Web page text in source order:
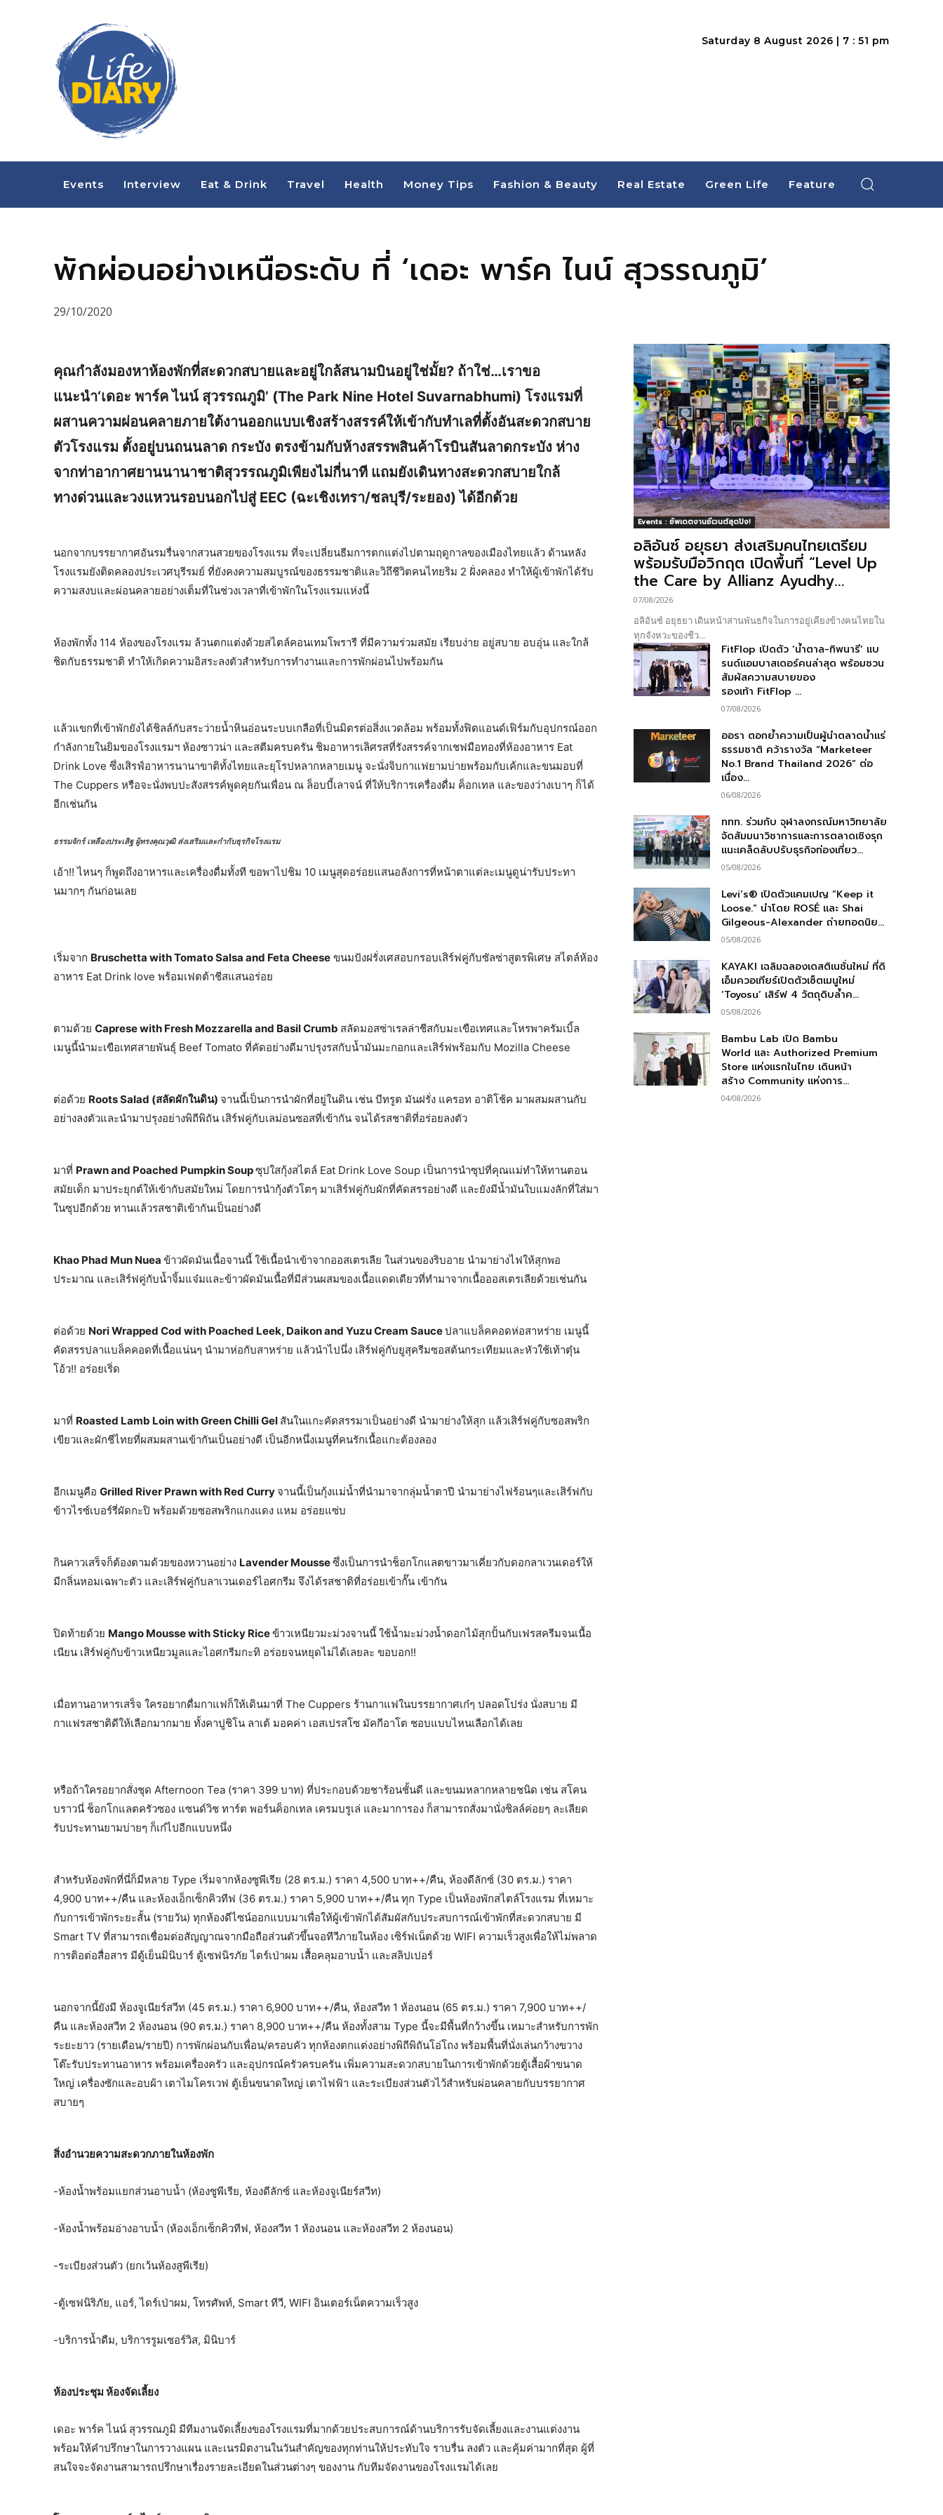
Saturday 8 August 2026 | 7 : 51 pm
Events Interview Eat & Drink Travel Health Money Tips Fashion & Beauty Real Estate Green Life Feature
พักผ่อนอย่างเหนือระดับ ที่ ‘เดอะ พาร์ค ไนน์ สุวรรณภูมิ’
29/10/2020
คุณกำลังมองหาห้องพักที่สะดวกสบายและอยู่ใกล้สนามบินอยู่ใช่มั้ย? ถ้าใช่…เราขอ
แนะนำ‘เดอะ พาร์ค ไนน์ สุวรรณภูมิ’ (The Park Nine Hotel Suvarnabhumi) โรงแรมที่
ผสานความผ่อนคลายภายใต้งานออกแบบเชิงสร้างสรรค์ให้เข้ากับทำเลที่ตั้งอันสะดวกสบาย
ตัวโรงแรม ตั้งอยู่บนถนนลาด กระบัง ตรงข้ามกับห้างสรรพสินค้าโรบินสันลาดกระบัง ห่าง
จากท่าอากาศยานนานาชาติสุวรรณภูมิเพียงไม่กี่นาที แถมยังเดินทางสะดวกสบายใกล้
ทางด่วนและวงแหวนรอบนอกไปสู่ EEC (ฉะเชิงเทรา/ชลบุรี/ระยอง) ได้อีกด้วย
นอกจากบรรยากาศอันรมรื่นจากสวนสวยของโรงแรม ที่จะเปลี่ยนธีมการตกแต่งไปตามฤดูกาลของเมืองไทยแล้ว ด้านหลัง
โรงแรมยังติดคลองประเวศบุรีรมย์ ที่ยังคงความสมบูรณ์ของธรรมชาติและวิถึชีวิตคนไทยริม 2 ฝั่งคลอง ทำให้ผู้เข้าพักได้รับ
ความสงบและผ่อนคลายอย่างเต็มที่ในช่วงเวลาที่เข้าพักในโรงแรมแห่งนี้
ห้องพักทั้ง 114 ห้องของโรงแรม ล้วนตกแต่งด้วยสไตล์คอนเทมโพรารี ที่มีความร่วมสมัย เรียบง่าย อยู่สบาย อบอุ่น และใกล้
ชิดกับธรรมชาติ ทำให้เกิดความอิสระลงตัวสำหรับการทำงานและการพักผ่อนไปพร้อมกัน
แล้วแขกที่เข้าพักยังได้ชิลล์กับสระว่ายน้ำหินอ่อนระบบเกลือที่เป็นมิตรต่อสิ่งแวดล้อม พร้อมทั้งฟิตแอนด์เฟิร์มกับอุปกรณ์ออก
กำลังกายในยิมของโรงแรมฯ ห้องซาวน่า และสตีมครบครัน ชิมอาหารเลิศรสที่รังสรรค์จากเชฟมือทองที่ห้องอาหาร Eat
Drink Love ซึ่งเสิรฟ์อาหารนานาขาติทั้งไทยและยุโรปหลากหลายเมนู จะนั่งจิบกาแฟยามบ่ายพร้อมกับเค้กและขนมอบที่
The Cuppers หรือจะนั่งพบปะสังสรรค์พูดคุยกันเพื่อน ณ ล็อบบี้เลาจน์ ที่ให้บริการเครื่องดื่ม ค็อกเทล และของว่างเบาๆ ก็ได้
อีกเช่นกัน
ธรรมจักร์ เหลืองประเสิฐ ผู้ทรงคุณวุฒิ ส่งเสริมและกำกับธุรกิจโรงแรม
เอ้า!! ไหนๆ ก็พูดถึงอาหารและเครื่องดื่มทั้งที ขอพาไปชิม 10 เมนูสุดอร่อยแสนอลังการที่หน้าตาแต่ละเมนูดูน่ารับประทา
นมากๆ กันก่อนเลย
เริ่มจาก Bruschetta with Tomato Salsa and Feta Cheese ขนมปังฝรั่งเศสอบกรอบเสิร์ฟคู่กับซัลซ่าสูตรพิเศษ สไตล์ห้อง
อาหาร Eat Drink love พร้อมเฟตต้าชีสแสนอร่อย
ตามด้วย Caprese with Fresh Mozzarella and Basil Crumb สลัดมอสซ่าเรลล่าชีสกับมะเขือเทศและโหรพาครัมเบิ้ล
เมนูนี้นำมะเขือเทศสายพันธุ์ Beef Tomato ที่คัดอย่างดีมาปรุงรสกับน้ำมันมะกอกและเสิร์ฟพร้อมกับ Mozilla Cheese
ต่อด้วย Roots Salad (สลัดผักในดิน) จานนี้เป็นการนำผักที่อยู่ในดิน เช่น บีทรูต มันฝรั่ง แครอท อาติโช้ค มาผสมผสานกับ
อย่างลงตัวและนำมาปรุงอย่างพิถีพิถัน เสิร์ฟคู่กับเลม่อนซอสที่เข้ากัน จนได้รสชาติที่อร่อยลงตัว
มาที่ Prawn and Poached Pumpkin Soupซุปใสกุ้งสไตล์ Eat Drink Love Soup เป็นการนำซุปที่คุณแม่ทำให้ทานตอน
สมัยเด็ก มาประยุกต์ให้เข้ากับสมัยใหม่ โดยการนำกุ้งตัวโตๆ มาเสิร์ฟคู่กับผักที่คัดสรรอย่างดี และยังมีน้ำมันใบแมงลักที่ใส่มา
ในซุปอีกด้วย ทานแล้วรสชาติเข้ากันเป็นอย่างดี
Khao Phad Mun Nuea ข้าวผัดมันเนื้อจานนี้ ใช้เนื้อนำเข้าจากออสเตรเลีย ในส่วนของริบอาย นำมาย่างไฟให้สุกพอ
ประมาณ และเสิร์ฟคู่กับน้ำจิ้มแจ๋มและข้าวผัดมันเนื้อที่มีส่วนผสมของเนื้อแดดเดียวที่ทำมาจากเนื้อออสเตรเลียด้วยเช่นกัน
ต่อด้วย Nori Wrapped Cod with Poached Leek, Daikon and Yuzu Cream Sauceปลาแบล็คคอดห่อสาหร่าย เมนูนี้
คัดสรรปลาแบล็คคอดที่เนื้อแน่นๆ นำมาห่อกับสาหร่าย แล้วนำไปนึ่ง เสิร์ฟคู่กับยูสุครีมซอสต้นกระเทียมและหัวใช้เท้าตุ๋น
โอ้ว!! อร่อยเริ่ด
มาที่ Roasted Lamb Loin with Green Chilli Gel สันในแกะคัดสรรมาเป็นอย่างดี นำมาย่างให้สุก แล้วเสิร์ฟคู่กับซอสพริก
เขียวและผักชีไทยที่ผสมผสานเข้ากันเป็นอย่างดี เป็นอีกหนึ่งเมนูที่คนรักเนื้อแกะต้องลอง
อีกเมนูคือ Grilled River Prawn with Red Curry จานนี้เป็นกุ้งแม่น้ำที่นำมาจากลุ่มน้ำตาปี นำมาย่างไฟร้อนๆและเสิร์ฟกับ
ข้าวไรซ์เบอร์รี่ผัดกะปิ พร้อมด้วยซอสพริกแกงแดง แหม อร่อยแซ่บ
กินคาวเสร็จก็ต้องตามด้วยของหวานอย่าง Lavender Mousseซึ่งเป็นการนำช็อกโกแลตขาวมาเคี่ยวกับดอกลาเวนเดอร์ให้
มีกลิ่นหอมเฉพาะตัว และเสิร์ฟคู่กับลาเวนเดอร์ไอศกรีม จึงได้รสชาติที่อร่อยเข้ากั๊น เข้ากัน
ปิดท้ายด้วย Mango Mousse with Sticky Riceข้าวเหนียวมะม่วงจานนี้ ใช้น้ำมะม่วงน้ำดอกไม้สุกปั้นกับเฟรสครีมจนเนื้อ
เนียน เสิร์ฟคู่กับข้าวเหนียวมูลและไอศกรีมกะทิ อร่อยจนหยุดไม่ได้เลยละ ขอบอก!!
เมื่อทานอาหารเสร็จ ใครอยากดื่มกาแฟก็ให้เดินมาที่ The Cuppers ร้านกาแฟในบรรยากาศเก๋ๆ ปลอดโปร่ง นั่งสบาย มี
กาแฟรสชาติดีให้เลือกมากมาย ทั้งคาปูชิโน ลาเต้ มอคค่า เอสเปรสโซ มัคกีอาโต ชอบแบบไหนเลือกได้เลย
หรือถ้าใครอยากสั่งชุด Afternoon Tea (ราคา 399 บาท) ที่ประกอบด้วยชาร้อนชั้นดี และขนมหลากหลายชนิด เช่น สโคน
บราวนี่ ช็อกโกแลตครัวซอง แซนด์วิช ทาร์ต พอร์นค็อกเทล เครมบรูเล่ และมาการอง ก็สามารถสั่งมานั่งชิลล์ค่อยๆ ละเลียด
รับประทานยามบ่ายๆ ก็เก๋ไปอีกแบบหนึ่ง
สำหรับห้องพักที่นี่ก็มีหลาย Type เริ่มจากห้องซูพีเรีย (28 ตร.ม.) ราคา 4,500 บาท++/คืน, ห้องดีลักซ์ (30 ตร.ม.) ราคา
4,900 บาท++/คืน และห้องเอ็กเซ็กคิวทีฟ (36 ตร.ม.) ราคา 5,900 บาท++/คืน ทุก Type เป็นห้องพักสไตล์โรงแรม ที่เหมาะ
กับการเข้าพักระยะสั้น (รายวัน) ทุกห้องดีไซน์ออกแบบมาเพื่อให้ผู้เข้าพักได้สัมผัสกับประสบการณ์เข้าพักที่สะดวกสบาย มี
Smart TV ที่สามารถเชื่อมต่อสัญญาณจากมือถือส่วนตัวขึ้นจอทีวีภายในห้อง เซิร์ฟเน็ตด้วย WIFI ความเร็วสูงเพื่อให้ไม่พลาด
การติอต่อสื่อสาร มีตู้เย็นมินิบาร์ ตู้เซฟนิรภัย ไดร์เป่าผม เสื้อคลุมอาบน้ำ และสลิปเปอร์
นอกจากนี้ยังมี ห้องจูเนียร์สวีท (45 ตร.ม.) ราคา 6,900 บาท++/คืน, ห้องสวีท 1 ห้องนอน (65 ตร.ม.) ราคา 7,900 บาท++/
คืน และห้องสวีท 2 ห้องนอน (90 ตร.ม.) ราคา 8,900 บาท++/คืน ห้องทั้งสาม Type นี้จะมีพื้นที่กว้างขึ้น เหมาะสำหรับการพัก
ระยะยาว (รายเดือน/รายปี) การพักผ่อนกับเพื่อน/ครอบคัว ทุกห้องตกแต่งอย่างพิถีพิถันโอ่โถง พร้อมพื้นที่นั่งเล่นกว้างขวาง
โต๊ะรับประทานอาหาร พร้อมเครื่องครัว และอุปกรณ์ครัวครบครัน เพิ่มความสะดวกสบายในการเข้าพักด้วยตู้เสื้อผ้าขนาด
ใหญ่ เครื่องซักและอบผ้า เตาไมโครเวฟ ตู้เย็นขนาดใหญ่ เตาไฟฟ้า และระเบียงส่วนตัวไว้สำหรับผ่อนคลายกับบรรยากาศ
สบายๆ
สิ่งอำนวยความสะดวกภายในห้องพัก
-ห้องน้ำพร้อมแยกส่วนอาบน้ำ (ห้องซูพีเรีย, ห้องดีลักซ์ และห้องจูเนียร์สวีท)
-ห้องน้ำพร้อมอ่างอาบน้ำ (ห้องเอ็กเซ็กคิวทีฟ, ห้องสวีท 1 ห้องนอน และห้องสวีท 2 ห้องนอน)
-ระเบียงส่วนตัว (ยกเว้นห้องสูพีเรีย)
-ตู้เซฟนิริภัย, แอร์, ไดร์เป่าผม, โทรศัพท์, Smart ทีวี, WIFI อินเตอร์เน็ตความเร็วสูง
-บริการน้ำดืม, บริการรูมเซอร์วิส, มินิบาร์
ห้องประชุม ห้องจัดเลี้ยง
เดอะ พาร์ค ไนน์ สุวรรณภูมิ มีทีมงานจัดเลี้ยงของโรงแรมที่มากด้วยประสบการณ์ด้านบริการรับจัดเลี้ยงและงานแต่งงาน
พร้อมให้คำปรึกษาในการวางแผน และเนรมิตงานในวันสำคัญของทุกท่านให้ประทับใจ ราบรื่น ลงตัว และคุ้มค่ามากที่สุด ผู้ที่
สนใจจะจัดงานสามารถปรึกษาเรื่องรายละเอียดในส่วนต่างๆ ของงาน กับทีมจัดงานของโรงแรมได้เลย
Events : อัพเดตงานอีเวนต์สุดปัง!
อลิอันซ์ อยุธยา ส่งเสริมคนไทยเตรียม
พร้อมรับมือวิกฤต เปิดพื้นที่ “Level Up
the Care by Allianz Ayudhy...
07/08/2026
อลิอันซ์ อยุธยา เดินหน้าสานพันธกิจในการอยู่เคียงข้างคนไทยใน
ทุกจังหวะของชีว...
FitFlop เปิดตัว ‘น้ำตาล-ทิพนารี’ แบ
รนด์แอมบาสเดอร์คนล่าสุด พร้อมชวน
สัมผัสความสบายของ
รองเท้า FitFlop ...
07/08/2026
ออรา ตอกย้ำความเป็นผู้นำตลาดน้ำแร่
ธรรมชาติ คว้ารางวัล “Marketeer
No.1 Brand Thailand 2026” ต่อ
เนื่อง...
06/08/2026
ททท. ร่วมกับ จุฬาลงกรณ์มหาวิทยาลัย
จัดสัมมนาวิชาการและการตลาดเชิงรุก
แนะเคล็ดลับปรับธุรกิจท่องเที่ยว...
05/08/2026
Levi’s® เปิดตัวแคมเปญ “Keep it
Loose.” นำโดย ROSÉ และ Shai
Gilgeous-Alexander ถ่ายทอดนิย...
05/08/2026
KAYAKI เฉลิมฉลองเดสติเนชั่นใหม่ ที่ดิ
เอ็มควอเทียร์เปิดตัวเซ็ตเมนูใหม่
‘Toyosu’ เสิร์ฟ 4 วัตถุดิบล้ำค...
05/08/2026
Bambu Lab เปิด Bambu
World และ Authorized Premium
Store แห่งแรกในไทย เดินหน้า
สร้าง Community แห่งการ...
04/08/2026